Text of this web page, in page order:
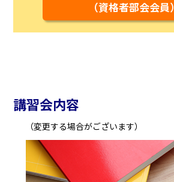
（資格者部会会員）
講習会内容
（変更する場合がございます）